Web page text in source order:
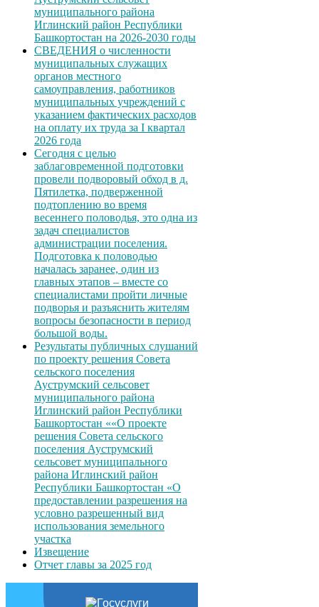
муниципального района
Иглинский район Республики
Башкортостан на 2026-2030 годы
СВЕДЕНИЯ о численности
муниципальных служащих
органов местного
самоуправления, работников
муниципальных учреждений с
указанием фактических расходов
на оплату их труда за I квартал
2026 года
Сегодня с целью
заблаговременной подготовки
провели подворовый обход в д.
Пятилетка, подверженной
подтоплению во время
весеннего половодья, это одна из
задач специалистов
администрации поселения.
Подготовка к половодью
началась заранее, один из
главных этапов – вместе со
специалистами пройти личные
подворья и разъяснить жителям
вопросы безопасности в период
большой воды.
Результаты публичных слушаний
по проекту решения Совета
сельского поселения
Ауструмский сельсовет
муниципального района
Иглинский район Республики
Башкортостан ««О проекте
решения Совета сельского
поселения Ауструмский
сельсовет муниципального
района Иглинский район
Республики Башкортостан «О
предоставлении разрешения на
условно разрешенный вид
использования земельного
участка
Извещение
Отчет главы за 2025 год